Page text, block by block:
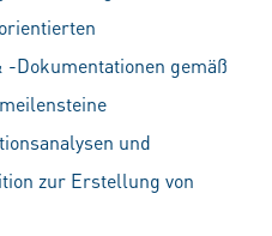
-Dokumentationen gemäß
und
zur Erstellung von